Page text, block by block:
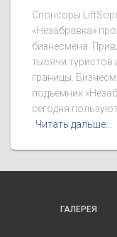
Спонсоры
«Незабравка»
бизнесмена.
тысячи туристов
границы.
подъемник
сегодня
Читать дальше…
ГАЛЕРЕЯ